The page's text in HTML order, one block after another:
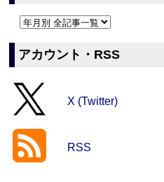
アカウント・RSS
X (Twitter)
RSS